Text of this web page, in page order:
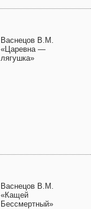
Васнецов В.М.
«Царевна —
лягушка»
Васнецов В.М.
«Кащей
Бессмертный»